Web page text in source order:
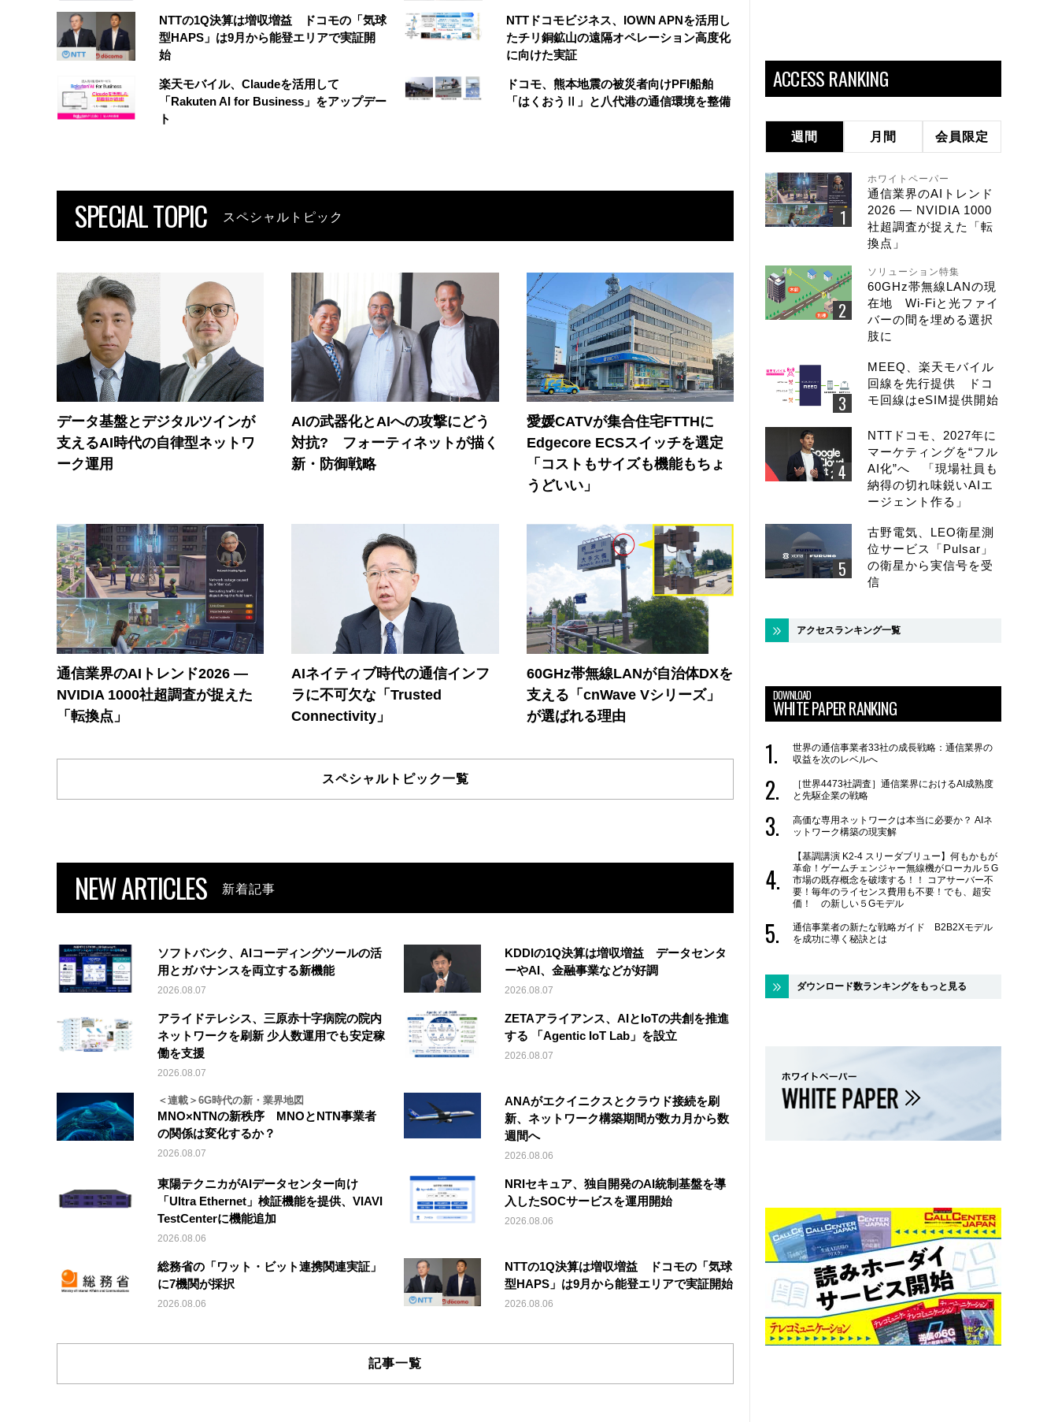
NTTの1Q決算は増収増益 ドコモの「気球
型HAPS」は9月から能登エリアで実証開
始
NTTドコモビジネス、IOWN APNを活用し
たチリ銅鉱山の遠隔オペレーション高度化
に向けた実証
楽天モバイル、Claudeを活用して
「Rakuten AI for Business」をアップデー
ト
ドコモ、熊本地震の被災者向けPFI船舶
「はくおうⅡ」と八代港の通信環境を整備
SPECIAL TOPIC スペシャルトピック
データ基盤とデジタルツインが
支えるAI時代の自律型ネットワ
ーク運用
AIの武器化とAIへの攻撃にどう
対抗? フォーティネットが描く
新・防御戦略
愛媛CATVが集合住宅FTTHに
Edgecore ECSスイッチを選定
「コストもサイズも機能もちょ
うどいい」
通信業界のAIトレンド2026 ―
NVIDIA 1000社超調査が捉えた
「転換点」
AIネイティブ時代の通信インフ
ラに不可欠な「Trusted
Connectivity」
60GHz帯無線LANが自治体DXを
支える「cnWave Vシリーズ」
が選ばれる理由
スペシャルトピック一覧
NEW ARTICLES 新着記事
ソフトバンク、AIコーディングツールの活
用とガバナンスを両立する新機能
2026.08.07
KDDIの1Q決算は増収増益 データセンタ
ーやAI、金融事業などが好調
2026.08.07
アライドテレシス、三原赤十字病院の院内
ネットワークを刷新 少人数運用でも安定稼
働を支援
2026.08.07
ZETAアライアンス、AIとIoTの共創を推進
する 「Agentic IoT Lab」を設立
2026.08.07
＜連載＞6G時代の新・業界地図
MNO×NTNの新秩序 MNOとNTN事業者
の関係は変化するか？
2026.08.07
ANAがエクイニクスとクラウド接続を刷
新、ネットワーク構築期間が数カ月から数
週間へ
2026.08.06
東陽テクニカがAIデータセンター向け
「Ultra Ethernet」検証機能を提供、VIAVI
TestCenterに機能追加
2026.08.06
NRIセキュア、独自開発のAI統制基盤を導
入したSOCサービスを運用開始
2026.08.06
総務省の「ワット・ビット連携関連実証」
に7機関が採択
2026.08.06
NTTの1Q決算は増収増益 ドコモの「気球
型HAPS」は9月から能登エリアで実証開始
2026.08.06
記事一覧
ACCESS RANKING
週間 月間 会員限定
ホワイトペーパー
通信業界のAIトレンド
2026 ― NVIDIA 1000
社超調査が捉えた「転
換点」
ソリューション特集
60GHz帯無線LANの現
在地 Wi-Fiと光ファイ
バーの間を埋める選択
肢に
MEEQ、楽天モバイル
回線を先行提供 ドコ
モ回線はeSIM提供開始
NTTドコモ、2027年に
マーケティングを“フル
AI化”へ 「現場社員も
納得の切れ味鋭いAIエ
ージェント作る」
古野電気、LEO衛星測
位サービス「Pulsar」
の衛星から実信号を受
信
アクセスランキング一覧
DOWNLOAD
WHITE PAPER RANKING
世界の通信事業者33社の成長戦略：通信業界の
収益を次のレベルへ
［世界4473社調査］通信業界におけるAI成熟度
と先駆企業の戦略
高価な専用ネットワークは本当に必要か？ AIネ
ットワーク構築の現実解
【基調講演 K2-4 スリーダブリュー】何もかもが
革命！ゲームチェンジャー無線機がローカル５G
市場の既存概念を破壊する！！ コアサーバー不
要！毎年のライセンス費用も不要！でも、超安
価！ の新しい５Gモデル
通信事業者の新たな戦略ガイド B2B2Xモデル
を成功に導く秘訣とは
ダウンロード数ランキングをもっと見る